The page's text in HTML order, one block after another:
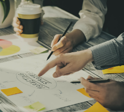
EN SAVOIR PLUS
ERASMUS +